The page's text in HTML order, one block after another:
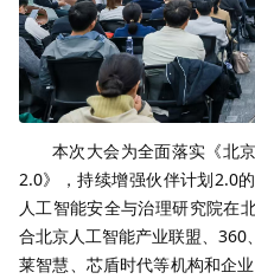
本次大会为全面落实《北
2.0》，持续增强伙伴计划2.0
人工智能安全与治理研究院在
合北京人工智能产业联盟、
莱智慧、芯盾时代等机构和企